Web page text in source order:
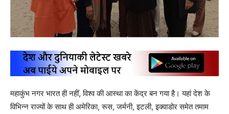
महाकुंभ नगर भारत ही नहीं, विश्व की आस्था का केंद्र बन गया है। यहां देश के
विभिन्न राज्यों के साथ ही अमेरिका, रूस, जर्मनी, इटली, इक्वाडोर समेत तमाम